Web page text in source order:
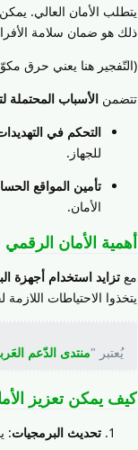
يتطلب الأمان العالي.
ذلك هو ضمان سلامة
(التّفجير هنا يعني حرق
تتضمن الأسباب المحتملة
التحكم في
للجهاز.
تأمين المواقع
الأمان.
أهمية الأمان الرقمي
مع تزايد استخدام أجهزة
يتخذوا الاحتياطات
يُعتبر "منتدى الدّعم
كيف يمكن تعزيز
تحديث البرمجيات: